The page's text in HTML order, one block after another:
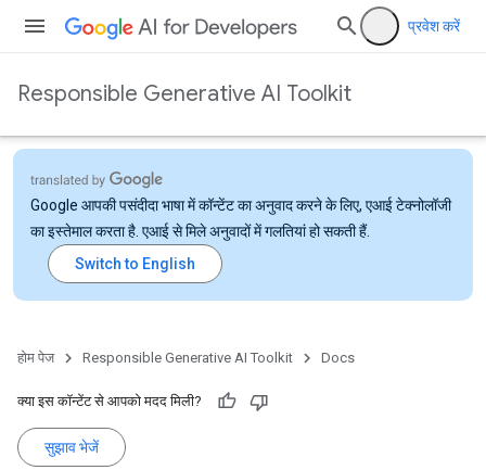
प्रवेश करें
Responsible Generative AI Toolkit
Google आपकी पसंदीदा भाषा में कॉन्टेंट का अनुवाद करने के लिए, एआई टेक्नोलॉजी
का इस्तेमाल करता है. एआई से मिले अनुवादों में गलतियां हो सकती हैं.
होम पेज Responsible Generative AI Toolkit Docs
क्या इस कॉन्टेंट से आपको मदद मिली?
सुझाव भेजें